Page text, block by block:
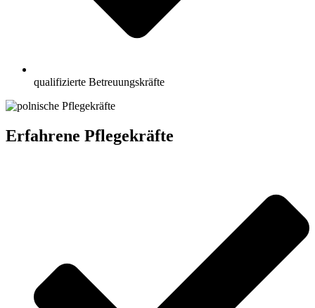
qualifizierte Betreuungskräfte
Erfahrene Pflegekräfte